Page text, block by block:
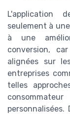
L'application
seulement à
à une
conversion,
alignées sur
entreprises
telles